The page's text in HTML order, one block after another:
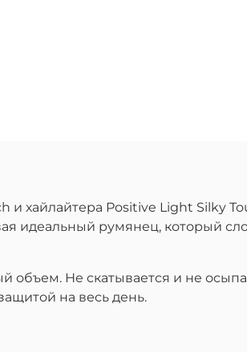
хайлайтера Positive Light Silky
идеальный румянец, который
Не скатывается и не
на весь день.